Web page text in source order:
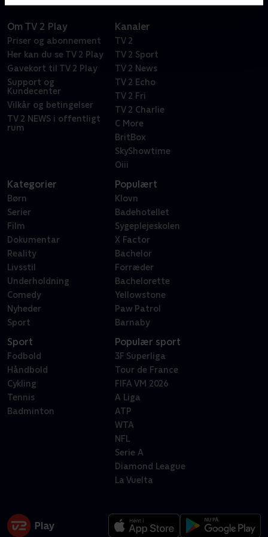
Om TV 2 Play
Priser og abonnement
Her kan du se TV 2 Play
Gavekort til TV 2 Play
Support og
Kundecenter
Vilkår og betingelser
TV 2 NEWS i offentligt
rum
Kanaler
TV 2
TV 2 Sport
TV 2 News
TV 2 Echo
TV 2 Fri
TV 2 Charlie
C More
BritBox
SkyShowtime
Oiii
Kategorier
Børn
Serier
Film
Dokumentar
Reality
Livsstil
Underholdning
Comedy
Nyheder
Sport
Populært
Klovn
Badehotellet
Sygeplejeskolen
X Factor
Bachelor
Forræder
Bachelorette
Yellowstone
Paw Patrol
Barnaby
Sport
Fodbold
Håndbold
Cykling
Tennis
Badminton
Populær sport
3F Superliga
Tour de France
FIFA VM 2026
A Liga
ATP
WTA
NFL
Serie A
Diamond League
La Vuelta